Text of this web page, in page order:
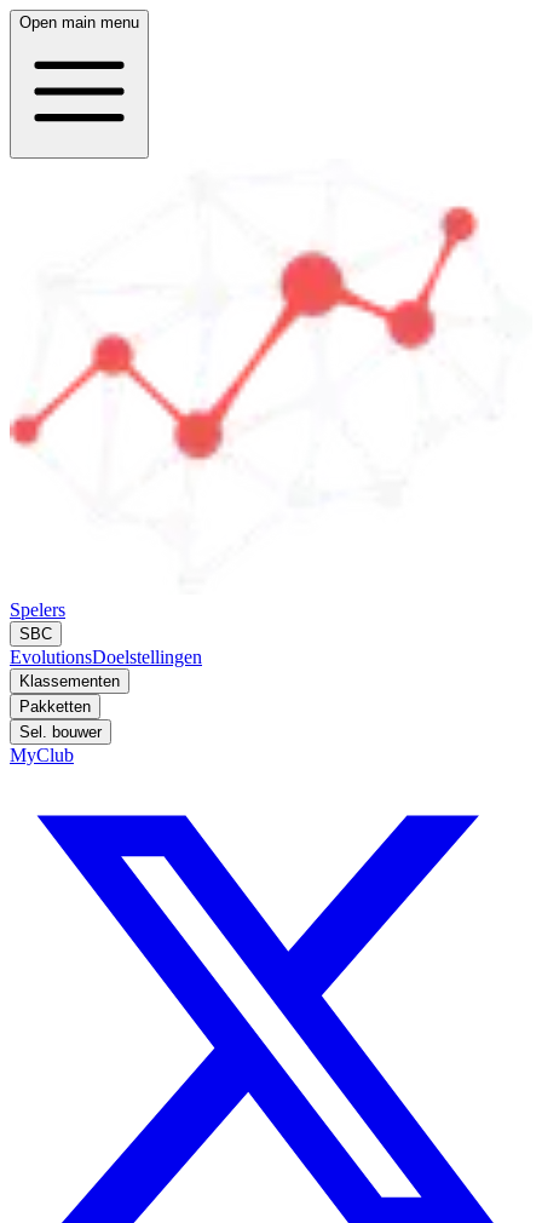
Open main menu
Spelers
SBC
EvolutionsDoelstellingen
Klassementen
Pakketten
Sel. bouwer
MyClub